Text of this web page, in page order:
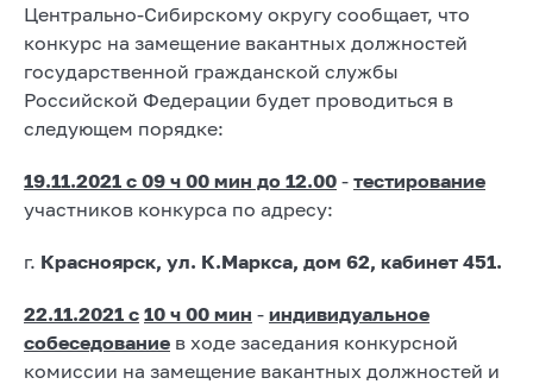
Центрально-Сибирскому округу сообщает, что
конкурс на замещение вакантных должностей
государственной гражданской службы
Российской Федерации будет проводиться в
следующем порядке:
19.11.2021 с 09 ч 00 мин до 12.00 - тестирование
участников конкурса по адресу:
г. Красноярск, ул. К.Маркса, дом 62, кабинет 451.
22.11.2021 c 10 ч 00 мин - индивидуальное
собеседование в ходе заседания конкурсной
комиссии на замещение вакантных должностей и